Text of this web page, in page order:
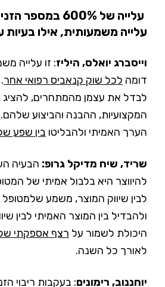
עלייה של 600%
עלייה משמעותית, אילו בעיות
וייסברג יואלס, היליז: זו עלייה
דומה לכל שוק קנאביס רפואי אחר
לבדל את עצמן מהמתחרים,
המקצועיות, ההבנה והביצוע
הערך האמיתי ולהבליטו בין שפע
שריד, שיח מדיקל גרופ: הבעיה
להיווצר היא בלבול אמיתי של
לבין שיווק המוצר, משמע
ולהבדיל בין המוצר האמיתי לבין
היכולת לשמור על רצף אספקתי
לאורך כל השנה.
יוחננוב, רימונים: בעקבות ריבוי